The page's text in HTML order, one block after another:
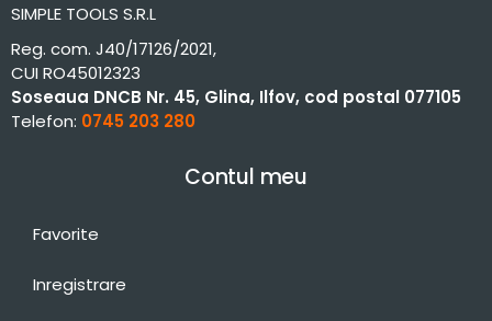
SIMPLE TOOLS S.R.L
Reg. com. J40/17126/2021,
CUI RO45012323
Soseaua DNCB Nr. 45, Glina, Ilfov, cod postal 077105
Telefon: 0745 203 280
Contul meu
Favorite
Inregistrare